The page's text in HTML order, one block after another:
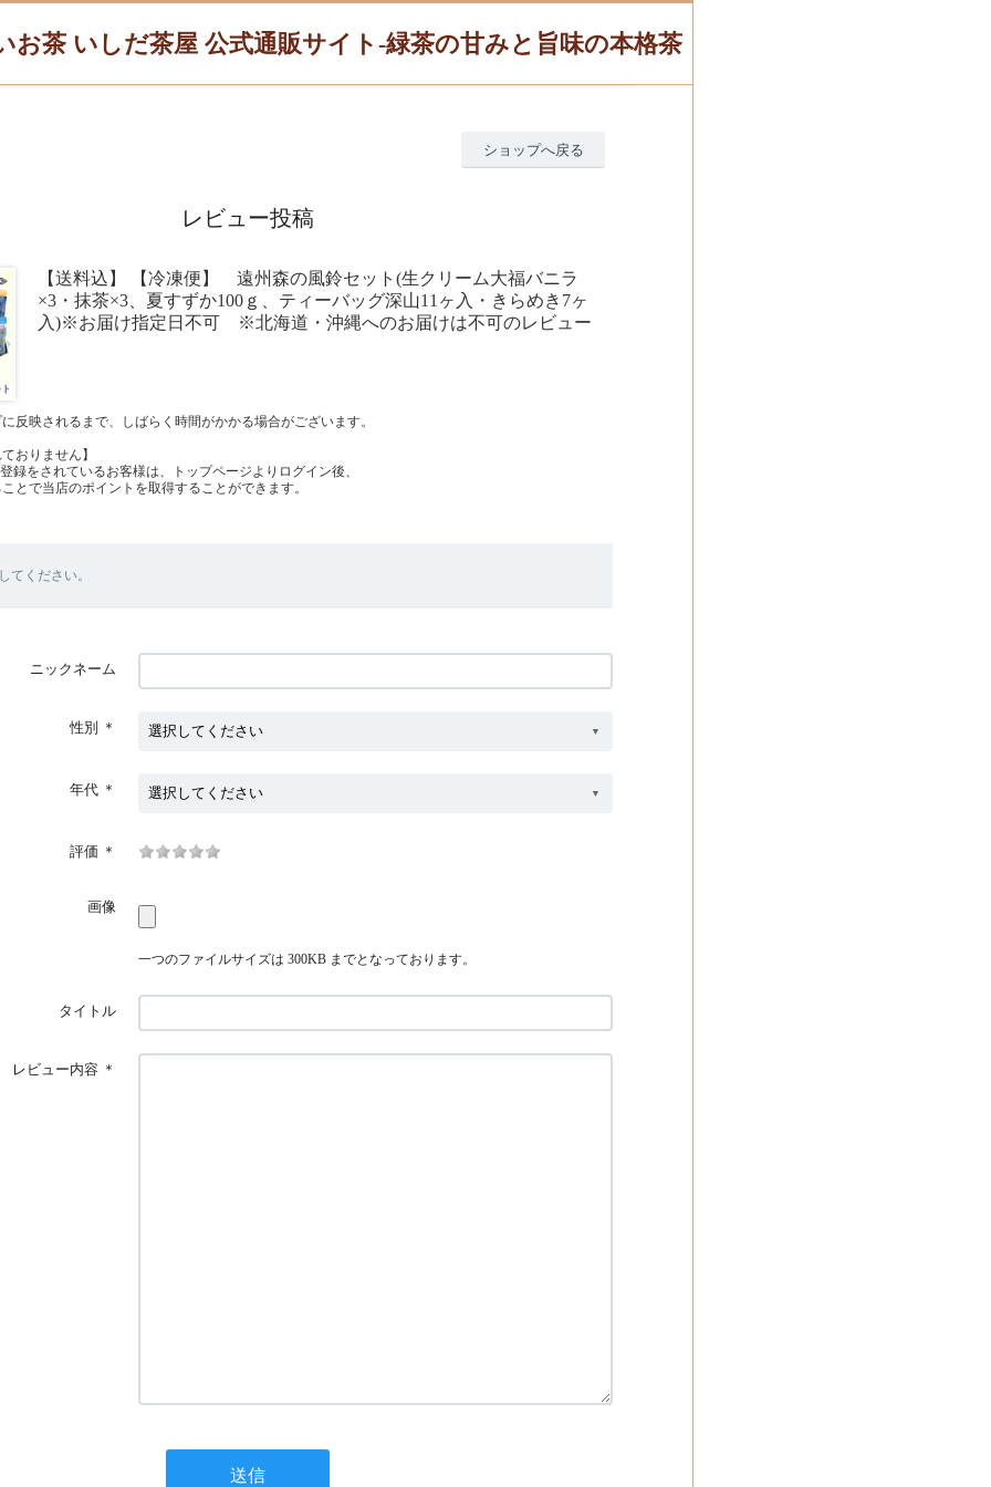
お茶 いしだ茶屋 公式通販サイト-緑茶の甘みと旨味の本格茶
ショップへ戻る
レビュー投稿
【送料込】 【冷凍便】 遠州森の風鈴セット(生クリーム大福バニラ
×3・抹茶×3、夏すずか100ｇ、ティーバッグ深山11ヶ入・きらめき7ヶ
入)※お届け指定日不可 ※北海道・沖縄へのお届けは不可のレビュー
反映されるまで、しばらく時間がかかる場合がございます。
おりません】
録をされているお客様は、トップページよりログイン後、
とで当店のポイントを取得することができます。
てください。
ニックネーム
性別 ＊
年代 ＊
評価 ＊
画像
一つのファイルサイズは 300KB までとなっております。
タイトル
レビュー内容 ＊